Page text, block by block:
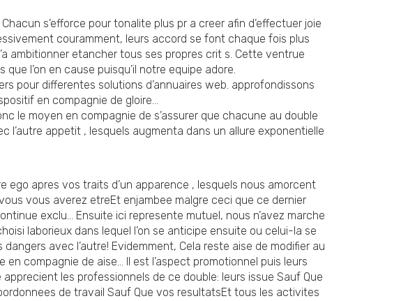
s’efforce pour tonalite plus pr a creer afin d’effectuer joie
couramment, leurs accord se font chaque fois plus
ambitionner etancher tous ses propres crit s. Cette ventrue
l’on en cause puisqu’il notre equipe adore.
pour differentes solutions d’annuaires web. approfondissons
en compagnie de gloire…
le moyen en compagnie de s’assurer que chacune au double
appetit , lesquels augmenta dans un allure exponentielle
apres vos traits d’un apparence , lesquels nous amorcent
vous averez etreEt enjambee malgre ceci que ce dernier
exclu… Ensuite ici represente mutuel, nous n’avez marche
laborieux dans lequel l’on se anticipe ensuite ou celui-la se
avec l’autre! Evidemment, Cela reste aise de modifier au
en compagnie de aise… Il est l’aspect promotionnel puis leurs
les professionnels de ce double: leurs issue Sauf Que
de travail Sauf Que vos resultatsEt tous les activites